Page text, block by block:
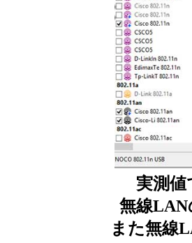
実測
無線LAN
また無線